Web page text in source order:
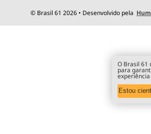
© Brasil 61 2026 • Desenvolvido pela
O Brasil 61
para
Estou